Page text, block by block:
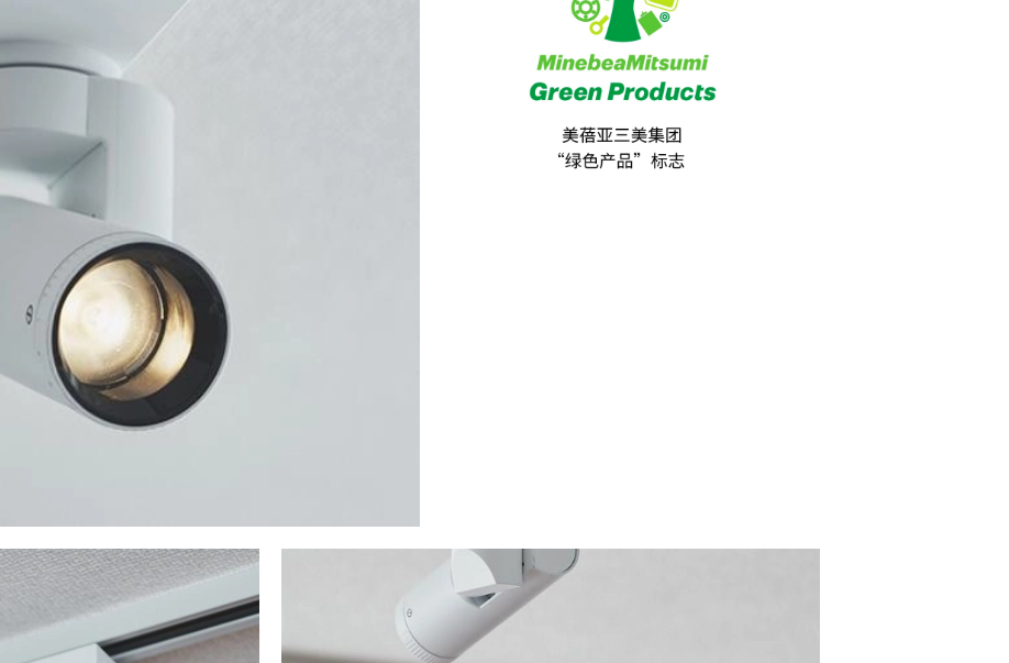
数字称重仪表
应变放大器
测量仪器附件
特殊称重系统
注塑成型监控系统（压力/温度）
拉杆测量系统
拉压试验机
功率半导体
运算放大器IC